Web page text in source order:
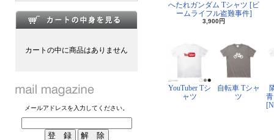
カートの中に商品はありません
メールアドレスを入力してください。
へたれガンダム Tシャツ [ビ
ームライフル盗難事件]
3,900円
YouTuber Tシ
ャツ
自転車 Tシャ
ツ